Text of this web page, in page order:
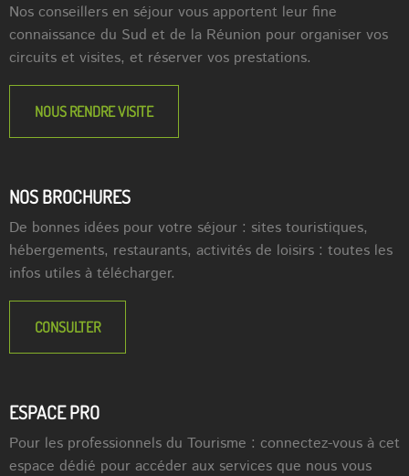
Nos conseillers en séjour vous apportent leur fine
connaissance du Sud et de la Réunion pour organiser vos
circuits et visites, et réserver vos prestations.
NOUS RENDRE VISITE
NOS BROCHURES
De bonnes idées pour votre séjour : sites touristiques,
hébergements, restaurants, activités de loisirs : toutes les
infos utiles à télécharger.
CONSULTER
ESPACE PRO
Pour les professionnels du Tourisme : connectez-vous à cet
espace dédié pour accéder aux services que nous vous